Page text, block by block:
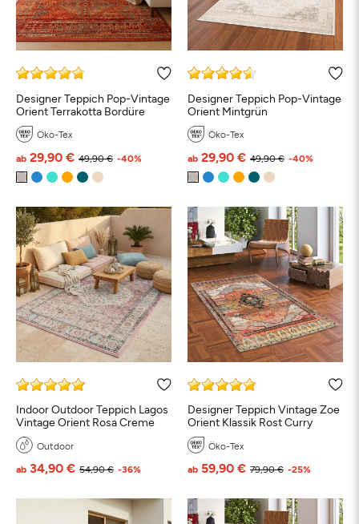
Weiß
Beige Grau
Schwarz Türkis
Petrol Grün Rot
Rosa
Orange Braun
Taupe Bunt
Designer Teppich Pop-Vintage
Orient Terrakotta Bordüre
Öko-Tex
49,90 €
ab 29,90 € -40%
Designer Teppich Pop-Vintage
Orient Mintgrün
Öko-Tex
49,90 €
ab 29,90 € -40%
Indoor Outdoor Teppich Lagos
Vintage Orient Rosa Creme
Outdoor
54,90 €
ab 34,90 € -36%
Designer Teppich Vintage Zoe
Orient Klassik Rost Curry
Öko-Tex
79,90 €
ab 59,90 € -25%